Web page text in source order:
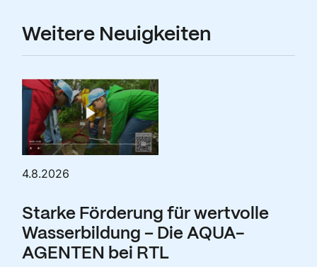
Weitere Neuigkeiten
4.8.2026
Starke Förderung für wertvolle
Wasserbildung – Die AQUA-
AGENTEN bei RTL